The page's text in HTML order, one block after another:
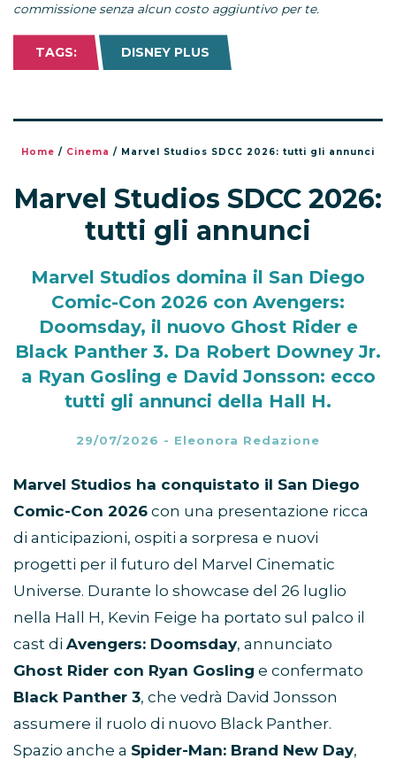
commissione senza alcun costo aggiuntivo per te.
TAGS: DISNEY PLUS
Home / Cinema / Marvel Studios SDCC 2026: tutti gli annunci
Marvel Studios SDCC 2026:
tutti gli annunci
Marvel Studios domina il San Diego
Comic-Con 2026 con Avengers:
Doomsday, il nuovo Ghost Rider e
Black Panther 3. Da Robert Downey Jr.
a Ryan Gosling e David Jonsson: ecco
tutti gli annunci della Hall H.
29/07/2026 - Eleonora Redazione
Marvel Studios ha conquistato il San Diego
Comic-Con 2026 con una presentazione ricca
di anticipazioni, ospiti a sorpresa e nuovi
progetti per il futuro del Marvel Cinematic
Universe. Durante lo showcase del 26 luglio
nella Hall H, Kevin Feige ha portato sul palco il
cast di Avengers: Doomsday, annunciato
Ghost Rider con Ryan Gosling e confermato
Black Panther 3, che vedrà David Jonsson
assumere il ruolo di nuovo Black Panther.
Spazio anche a Spider-Man: Brand New Day,